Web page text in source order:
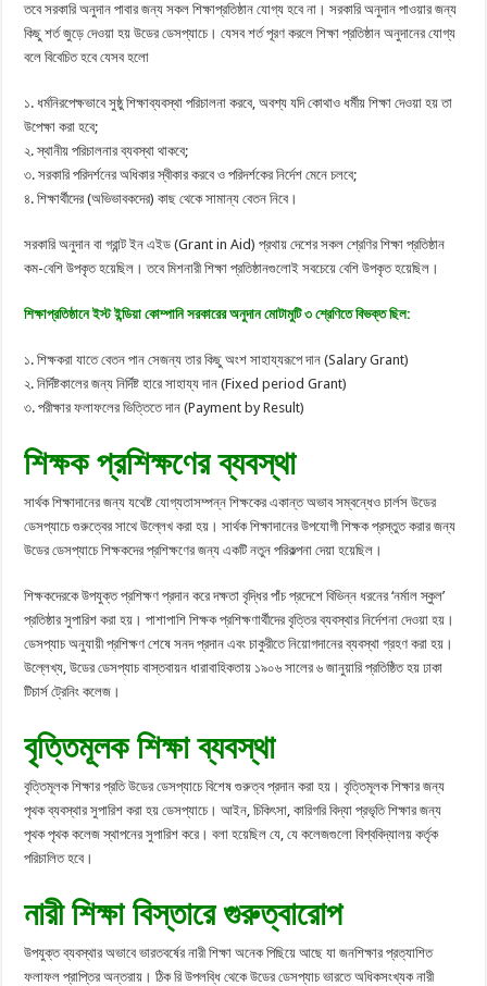
তবে সরকারি অনুদান পাবার জন্য সকল শিক্ষাপ্রতিষ্ঠান যোগ্য হবে না। সরকারি অনুদান পাওয়ার জন্য
কিছু শর্ত জুড়ে দেওয়া হয় উডের ডেসপ্যাচে। যেসব শর্ত পূরণ করলে শিক্ষা প্রতিষ্ঠান অনুদানের যোগ্য
বলে বিবেচিত হবে যেসব হলো
১. ধর্মনিরপেক্ষভাবে সুষ্ঠু শিক্ষাব্যবস্থা পরিচালনা করবে, অবশ্য যদি কোথাও ধর্মীয় শিক্ষা দেওয়া হয় তা
উপেক্ষা করা হবে;
২. স্থানীয় পরিচালনার ব্যবস্থা থাকবে;
৩. সরকারি পরিদর্শনের অধিকার স্বীকার করবে ও পরিদর্শকের নির্দেশ মেনে চলবে;
৪. শিক্ষার্থীদের (অভিভাবকদের) কাছ থেকে সামান্য বেতন নিবে।
সরকারি অনুদান বা গ্রান্ট ইন এইড (Grant in Aid) প্রথায় দেশের সকল শ্রেণির শিক্ষা প্রতিষ্ঠান
কম-বেশি উপকৃত হয়েছিল। তবে মিশনারী শিক্ষা প্রতিষ্ঠানগুলোই সবচেয়ে বেশি উপকৃত হয়েছিল।
শিক্ষাপ্রতিষ্ঠানে ইস্ট ইন্ডিয়া কোম্পানি সরকারের অনুদান মোটামুটি ৩ শ্রেণিতে বিভক্ত ছিল:
১. শিক্ষকরা যাতে বেতন পান সেজন্য তার কিছু অংশ সাহায্যরূপে দান (Salary Grant)
২. নির্দিষ্টকালের জন্য নির্দিষ্ট হারে সাহায্য দান (Fixed period Grant)
৩. পরীক্ষার ফলাফলের ভিত্তিতে দান (Payment by Result)
শিক্ষক প্রশিক্ষণের ব্যবস্থা
সার্থক শিক্ষাদানের জন্য যথেষ্ট যোগ্যতাসম্পন্ন শিক্ষকের একান্ত অভাব সম্বন্ধেও চার্লস উডের
ডেসপ্যাচে গুরুত্বের সাথে উল্লেখ করা হয়। সার্থক শিক্ষাদানের উপযোগী শিক্ষক প্রস্তুত করার জন্য
উডের ডেসপ্যাচে শিক্ষকদের প্রশিক্ষণের জন্য একটি নতুন পরিকল্পনা দেয়া হয়েছিল।
শিক্ষকদেরকে উপযুক্ত প্রশিক্ষণ প্রদান করে দক্ষতা বৃদ্ধির পাঁচ প্রদেশে বিভিন্ন ধরনের ‘নর্মাল স্কুল’
প্রতিষ্ঠার সুপারিশ করা হয়। পাশাপাশি শিক্ষক প্রশিক্ষণার্থীদের বৃত্তির ব্যবস্থার নির্দেশনা দেওয়া হয়।
ডেসপ্যাচ অনুযায়ী প্রশিক্ষণ শেষে সনদ প্রদান এবং চাকুরীতে নিয়োগদানের ব্যবস্থা গ্রহণ করা হয়।
উল্লেখ্য, উডের ডেসপ্যাচ বাস্তবায়ন ধারাবাহিকতায় ১৯০৬ সালের ৬ জানুয়ারি প্রতিষ্ঠিত হয় ঢাকা
টিচার্স ট্রেনিং কলেজ।
বৃত্তিমূলক শিক্ষা ব্যবস্থা
বৃত্তিমূলক শিক্ষার প্রতি উডের ডেসপ্যাচে বিশেষ গুরুত্ব প্রদান করা হয়। বৃত্তিমূলক শিক্ষার জন্য
পৃথক ব্যবস্থার সুপারিশ করা হয় ডেসপ্যাচে। আইন, চিকিৎসা, কারিগরি বিদ্যা প্রভৃতি শিক্ষার জন্য
পৃথক পৃথক কলেজ স্থাপনের সুপারিশ করে। বলা হয়েছিল যে, যে কলেজগুলো বিশ্ববিদ্যালয় কর্তৃক
পরিচালিত হবে।
নারী শিক্ষা বিস্তারে গুরুত্বারোপ
উপযুক্ত ব্যবস্থার অভাবে ভারতবর্ষের নারী শিক্ষা অনেক পিছিয়ে আছে যা জনশিক্ষার প্রত্যাশিত
ফলাফল প্রাপ্তির অন্তরায়। ঠিক রি উপলব্ধি থেকে উডের ডেসপ্যাচ ভারতে অধিকসংখ্যক নারী